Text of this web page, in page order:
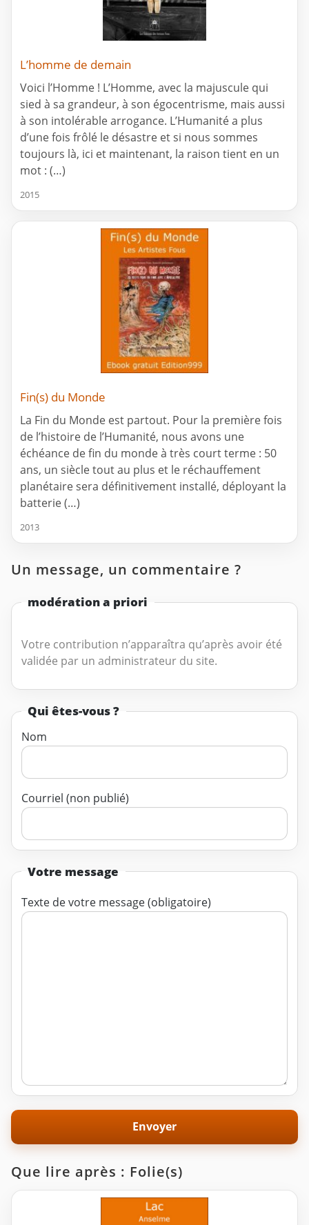
L’homme de demain
Voici l’Homme ! L’Homme, avec la majuscule qui
sied à sa grandeur, à son égocentrisme, mais aussi
à son intolérable arrogance. L’Humanité a plus
d’une fois frôlé le désastre et si nous sommes
toujours là, ici et maintenant, la raison tient en un
mot : (…)
2015
Fin(s) du Monde
La Fin du Monde est partout. Pour la première fois
de l’histoire de l’Humanité, nous avons une
échéance de fin du monde à très court terme : 50
ans, un siècle tout au plus et le réchauffement
planétaire sera définitivement installé, déployant la
batterie (…)
2013
Un message, un commentaire ?
modération a priori
Votre contribution n’apparaîtra qu’après avoir été
validée par un administrateur du site.
Qui êtes-vous ?
Nom
Courriel (non publié)
Votre message
Texte de votre message (obligatoire)
Que lire après : Folie(s)